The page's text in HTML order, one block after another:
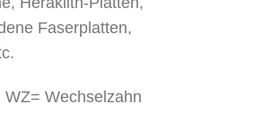
Faserplatten,
WZ= Wechselzahn